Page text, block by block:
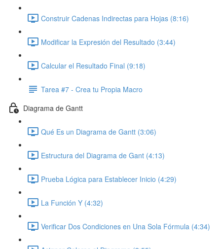
Construir Cadenas Indirectas para Hojas (8:16)
Modificar la Expresión del Resultado (3:44)
Calcular el Resultado Final (9:18)
Tarea #7 - Crea tu Propia Macro
Diagrama de Gantt
Qué Es un Diagrama de Gantt (3:06)
Estructura del Diagrama de Gant (4:13)
Prueba Lógica para Establecer Inicio (4:29)
La Función Y (4:32)
Verificar Dos Condiciones en Una Sola Fórmula (4:34)